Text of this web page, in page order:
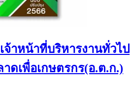
จ้าหน้าที่บริหารงานทั่วไป
ดเพื่อเกษตรกร(อ.ต.ก.)